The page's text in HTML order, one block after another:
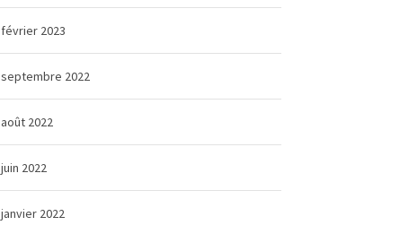
février 2023
septembre 2022
août 2022
juin 2022
janvier 2022